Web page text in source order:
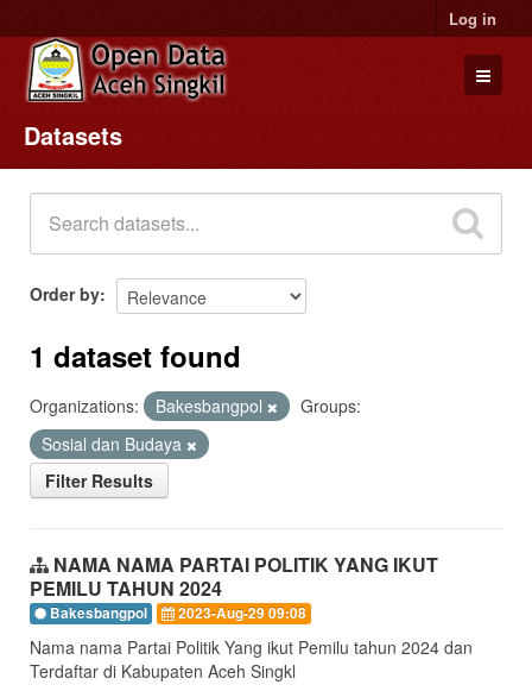
Log in
Datasets
Organizations
Groups
About
Datasets
Order by
1 dataset found
Organizations: Bakesbangpol
Groups:
Sosial dan Budaya
Filter Results
NAMA NAMA PARTAI POLITIK YANG IKUT
PEMILU TAHUN 2024
Bakesbangpol 2023-Aug-29 09:08
Nama nama Partai Politik Yang ikut Pemilu tahun 2024 dan
Terdaftar di Kabupaten Aceh Singkl